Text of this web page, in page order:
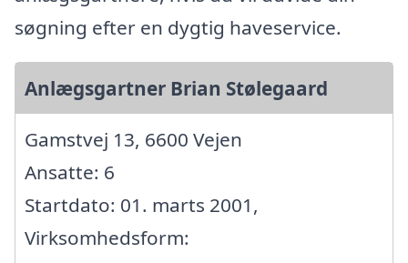
søgning efter en dygtig haveservice.
Anlægsgartner Brian Stølegaard
Gamstvej 13, 6600 Vejen
Ansatte: 6
Startdato: 01. marts 2001,
Virksomhedsform: